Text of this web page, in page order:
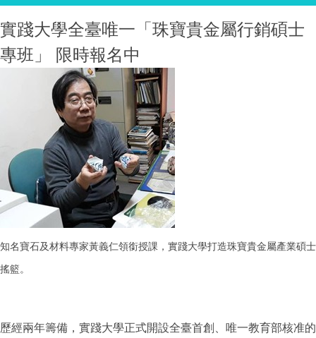
實踐大學全臺唯一「珠寶貴金屬行銷碩士
專班」 限時報名中
知名寶石及材料專家黃義仁領銜授課，實踐大學打造珠寶貴金屬產業碩士
搖籃。
歷經兩年籌備，實踐大學正式開設全臺首創、唯一教育部核准的